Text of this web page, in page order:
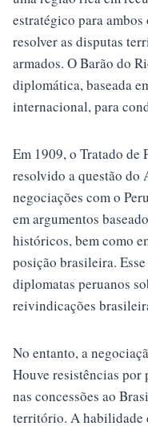
estratégico para
resolver as disputas
armados. O Barão do
diplomática, baseada
internacional, para
Em 1909, o Tratado de
resolvido a questão do
negociações com o
em argumentos
históricos, bem como
posição brasileira.
diplomatas peruanos
reivindicações
No entanto, a
Houve resistências por
nas concessões ao
território. A habilidade